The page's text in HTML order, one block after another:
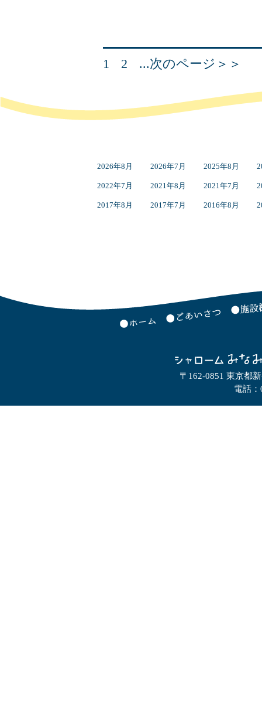
1 2 ...次のページ＞＞
2026年8月 2026年7月 2025年8月
2022年7月 2021年8月 2021年7月
2017年8月 2017年7月 2016年8月
〒162-0851 東京都
電話